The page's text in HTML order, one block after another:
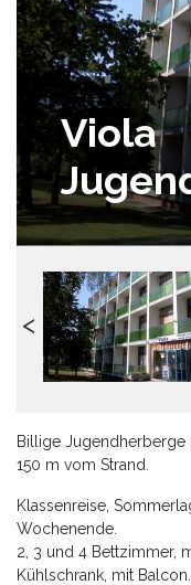
Viola
Billige Jugendherberge
150 m vom Strand.
Klassenreise,
Wochenende.
2, 3 und 4 Bettzimmer,
Kühlschrank, mit Balcon.